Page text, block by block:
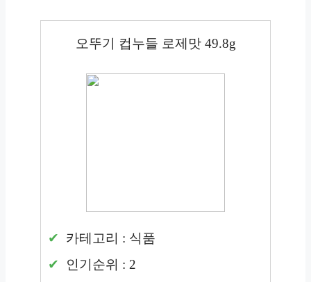
오뚜기 컵누들 로제맛 49.8g
카테고리 : 식품
인기순위 : 2